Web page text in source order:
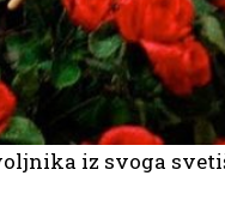
iz svoga